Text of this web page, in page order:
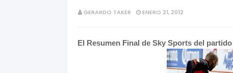
GERARDO TAKER ENERO 21, 2012
El Resumen Final de Sky Sports del